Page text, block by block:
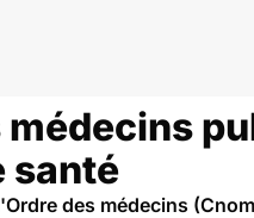
médecins
santé
des médecins